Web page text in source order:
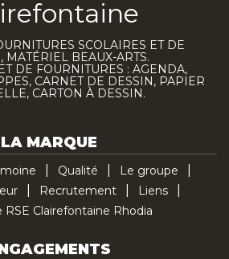
SCOLAIRES ET DE
MATÉRIEL BEAUX-ARTS.
DE FOURNITURES : AGENDA,
CARNET DE DESSIN, PAPIER
CARTON À DESSIN.
LA MARQUE
Qualité
Le groupe
Recrutement
Liens
RSE Clairefontaine Rhodia